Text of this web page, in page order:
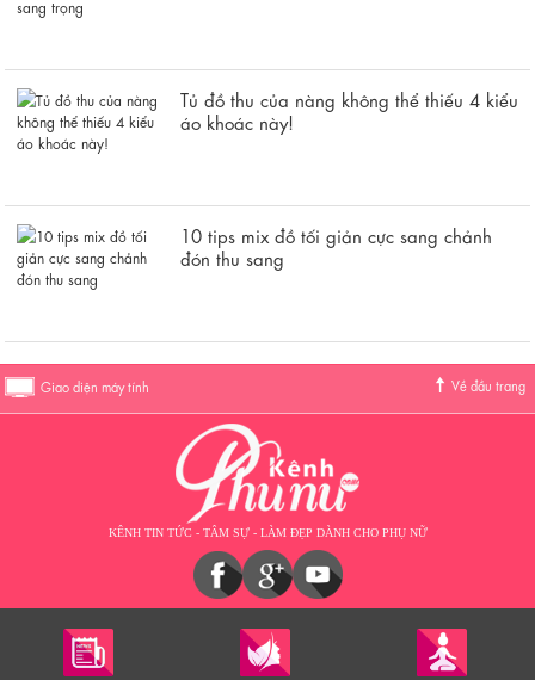
Tủ đồ thu của nàng không thể thiếu 4 kiểu
áo khoác này!
10 tips mix đồ tối giản cực sang chảnh
đón thu sang
Giao diện máy tính Về đầu trang
KÊNH TIN TỨC - TÂM SỰ - LÀM ĐẸP DÀNH CHO PHỤ NỮ